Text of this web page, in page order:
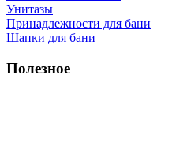
Унитазы
Принадлежности для бани
Шапки для бани
Полезное